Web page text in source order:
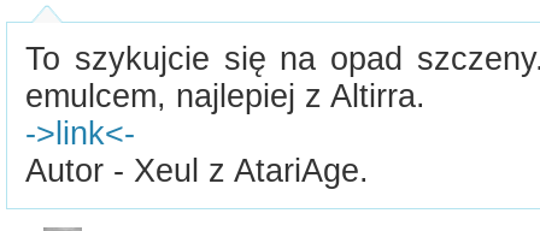
To szykujcie się na opad
emulcem, najlepiej z Altirra.
->link<-
Autor - Xeul z AtariAge.